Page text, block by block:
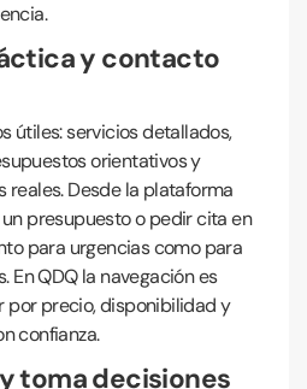
y contacto
útiles: servicios detallados,
orientativos y
reales. Desde la plataforma
presupuesto o pedir cita en
para urgencias como para
En QDQ la navegación es
precio, disponibilidad y
confianza.
toma decisiones